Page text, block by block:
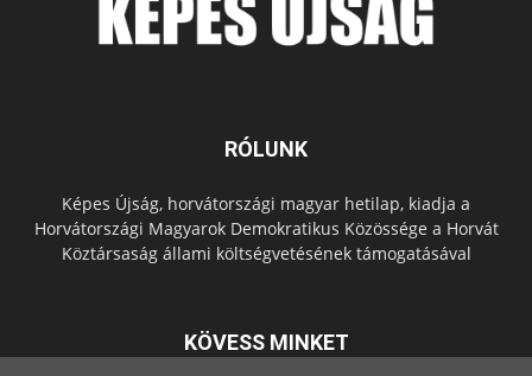
RÓLUNK
Képes Újság, horvátországi magyar hetilap, kiadja a
Horvátországi Magyarok Demokratikus Közössége a Horvát
Köztársaság állami költségvetésének támogatásával
KÖVESS MINKET